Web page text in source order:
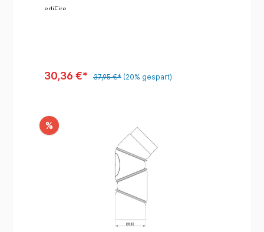
ediFire
30,36 €* 37,95 €* (20% gespart)
%